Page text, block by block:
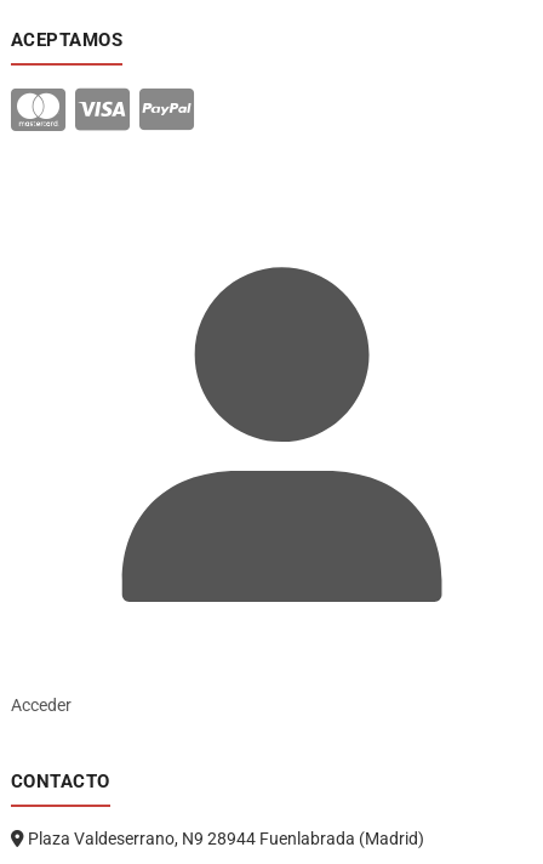
ACEPTAMOS
Acceder
CONTACTO
Plaza Valdeserrano, N9 28944 Fuenlabrada (Madrid)